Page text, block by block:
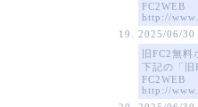
FC2WEB
http://www.
2025/06/30
旧FC2無
下記の「旧
FC2WEB
http://www.